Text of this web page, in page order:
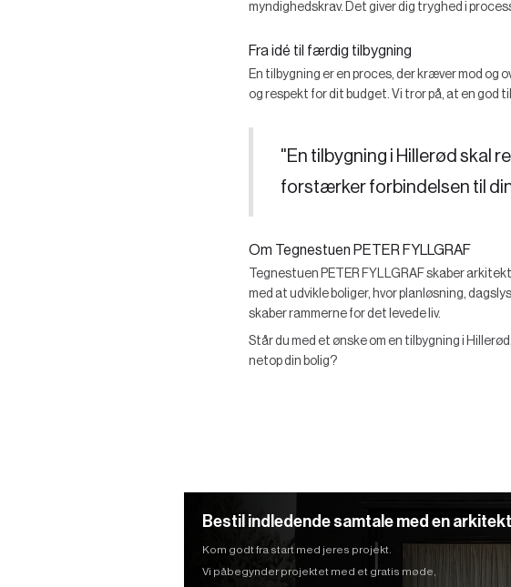
myndighedskrav. Det giver dig tryghed i
Fra idé til færdig tilbygning
En tilbygning er en proces, der kræver mod og
og respekt for dit budget. Vi tror på, at en god
"En tilbygning i Hillerød skal
forstærker forbindelsen til
Om Tegnestuen PETER FYLLGRAF
Tegnestuen PETER FYLLGRAF skaber
med at udvikle boliger, hvor planløsning,
skaber rammerne for det levede liv.
Står du med et ønske om en tilbygning i
netop din bolig?
Bestil indledende samtale med en arkitekt
Kom godt fra start med jeres projekt.
Vi påbegynder projektet med et gratis møde,